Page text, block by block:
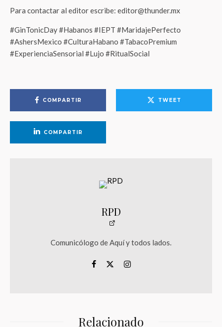
Para contactar al editor escribe: editor@thunder.mx
#GinTonicDay #Habanos #IEPT #MaridajePerfecto
#AshersMexico #CulturaHabano #TabacoPremium
#ExperienciaSensorial #Lujo #RitualSocial
COMPARTIR TWEET
COMPARTIR
RPD
Comunicólogo de Aquí y todos lados.
Relacionado